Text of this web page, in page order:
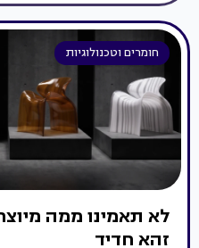
חומרים וטכנולוגיות
לא תאמינו ממה
זהא חדיד